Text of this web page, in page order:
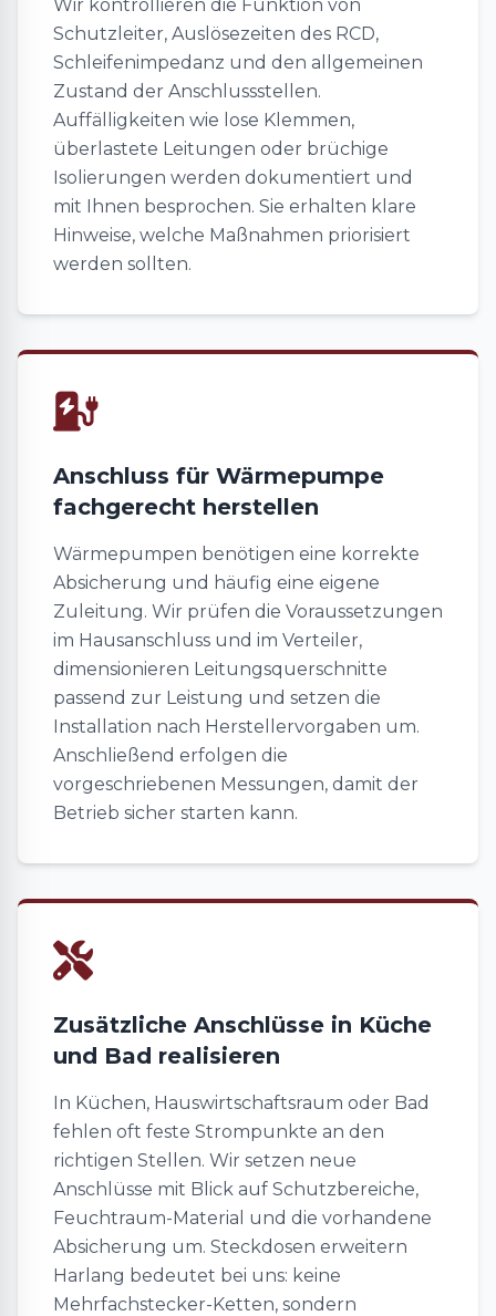
Wir kontrollieren die Funktion von
Schutzleiter, Auslösezeiten des RCD,
Schleifenimpedanz und den allgemeinen
Zustand der Anschlussstellen.
Auffälligkeiten wie lose Klemmen,
überlastete Leitungen oder brüchige
Isolierungen werden dokumentiert und
mit Ihnen besprochen. Sie erhalten klare
Hinweise, welche Maßnahmen priorisiert
werden sollten.
Anschluss für Wärmepumpe
fachgerecht herstellen
Wärmepumpen benötigen eine korrekte
Absicherung und häufig eine eigene
Zuleitung. Wir prüfen die Voraussetzungen
im Hausanschluss und im Verteiler,
dimensionieren Leitungsquerschnitte
passend zur Leistung und setzen die
Installation nach Herstellervorgaben um.
Anschließend erfolgen die
vorgeschriebenen Messungen, damit der
Betrieb sicher starten kann.
Zusätzliche Anschlüsse in Küche
und Bad realisieren
In Küchen, Hauswirtschaftsraum oder Bad
fehlen oft feste Strompunkte an den
richtigen Stellen. Wir setzen neue
Anschlüsse mit Blick auf Schutzbereiche,
Feuchtraum-Material und die vorhandene
Absicherung um. Steckdosen erweitern
Harlang bedeutet bei uns: keine
Mehrfachstecker-Ketten, sondern